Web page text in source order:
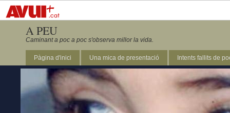
A PEU
Caminant a poc a poc s'observa millor la vida.
Pàgina d'inici Una mica de presentació Intents fallits de